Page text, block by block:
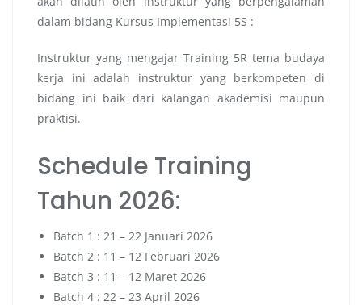
dalam bidang Kursus Implementasi 5S :
Instruktur yang mengajar Training 5R tema budaya
kerja ini adalah instruktur yang berkompeten di
bidang ini baik dari kalangan akademisi maupun
praktisi.
Schedule Training
Tahun 2026:
Batch 1 : 21 – 22 Januari 2026
Batch 2 : 11 – 12 Februari 2026
Batch 3 : 11 – 12 Maret 2026
Batch 4 : 22 – 23 April 2026